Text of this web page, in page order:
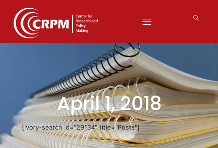
April 1, 2018
[ivory-search id="29134" title="Posts"]